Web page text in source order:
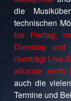
die
technischen
bis Freitag,
Dienstag
überträgt Live-
alliance earth
auch die
Termine und